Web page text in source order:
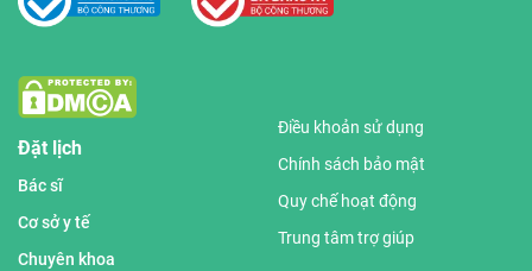
Đặt lịch
Bác sĩ
Cơ sở y tế
Chuyên khoa
Điều khoản sử dụng
Chính sách bảo mật
Quy chế hoạt động
Trung tâm trợ giúp